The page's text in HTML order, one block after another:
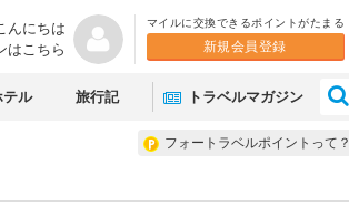
んにちは
はこちら
マイルに交換できるポイントがたまる
新規会員登録
テル 旅行記 トラベルマガジン
フォートラベルポイントって？